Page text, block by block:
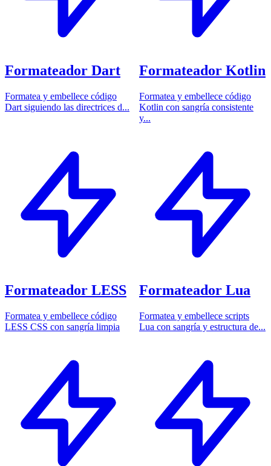
Formateador Dart
Formatea y embellece código
Dart siguiendo las directrices d...
Formateador Kotlin
Formatea y embellece código
Kotlin con sangría consistente
y...
Formateador LESS
Formatea y embellece código
LESS CSS con sangría limpia
Formateador Lua
Formatea y embellece scripts
Lua con sangría y estructura de...